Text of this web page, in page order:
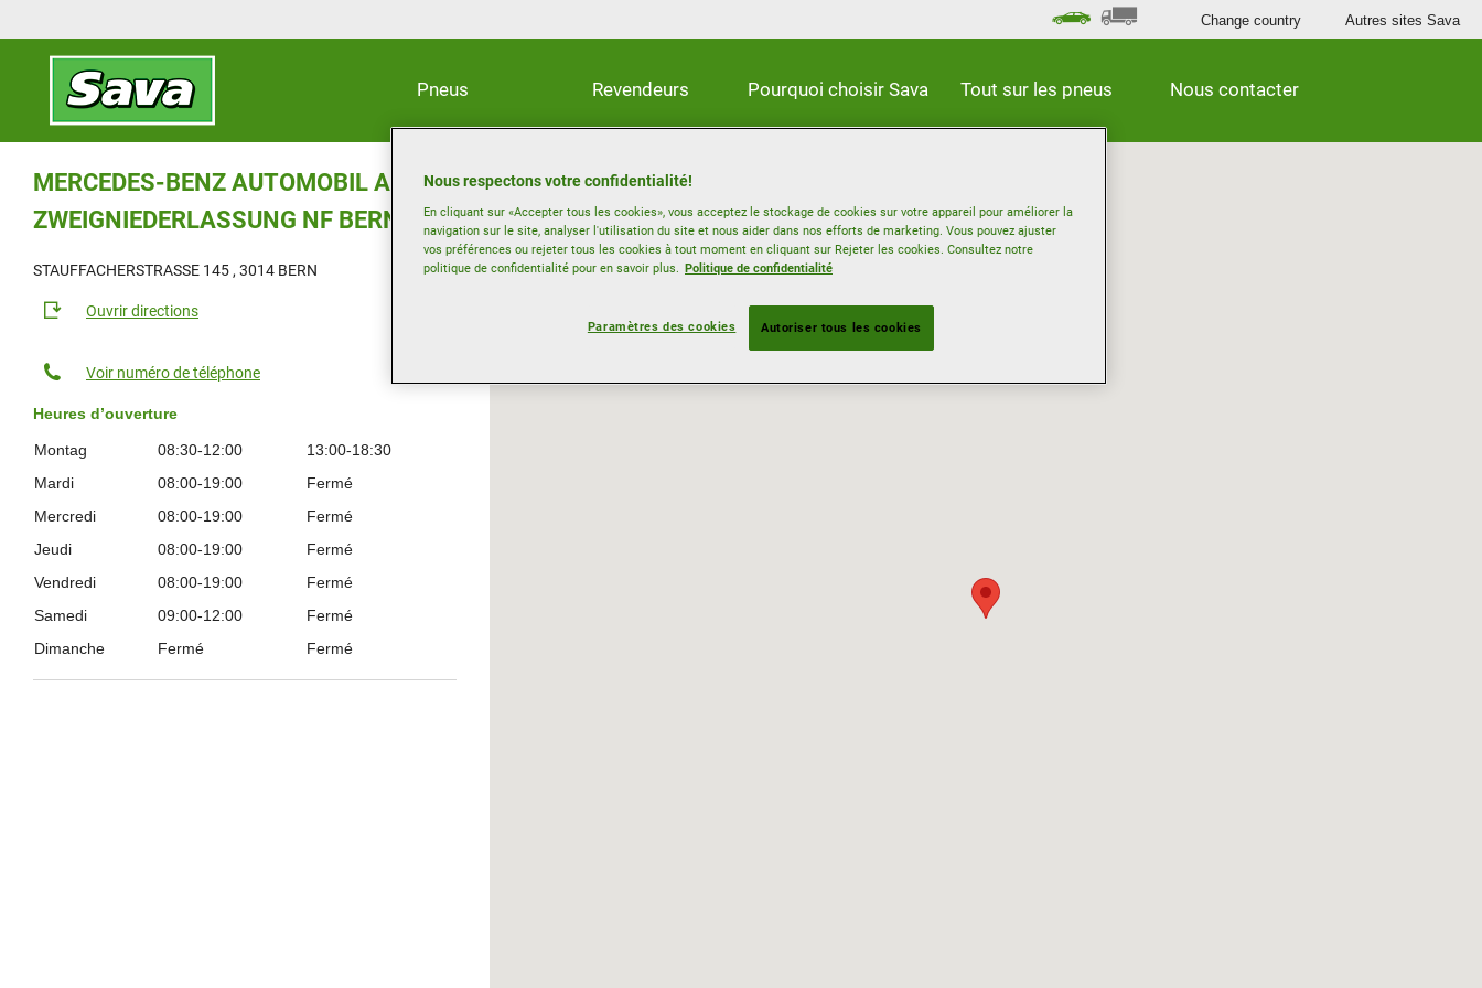
Pneus Revendeurs Pourquoi choisir Sava Tout sur les pneus Nous contacter
Change country Autres sites Sava
MERCEDES-BENZ AUTOMOBIL AG
ZWEIGNIEDERLASSUNG NF BERN
STAUFFACHERSTRASSE 145 , 3014 BERN
Ouvrir directions
Voir numéro de téléphone
Heures d’ouverture
Montag 08:30-12:00
13:00-18:30
Mardi
08:00-19:00
Fermé
Mercredi
08:00-19:00
Fermé
Jeudi
08:00-19:00
Fermé
Vendredi
08:00-19:00
Fermé
Samedi
09:00-12:00
Fermé
Dimanche
Fermé Fermé
Nous respectons votre confidentialité!
En cliquant sur «Accepter tous les cookies», vous acceptez le stockage de cookies sur votre appareil pour améliorer la
navigation sur le site, analyser l'utilisation du site et nous aider dans nos efforts de marketing. Vous pouvez ajuster
vos préférences ou rejeter tous les cookies à tout moment en cliquant sur Rejeter les cookies. Consultez notre
politique de confidentialité pour en savoir plus. Politique de confidentialité
Paramètres des cookies Autoriser tous les cookies